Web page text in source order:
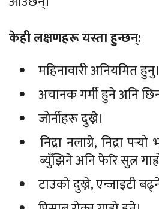
केही लक्षणहरू यस्ता हुन्छन्:
महिनावारी अनियमित हुनु।
अचानक गर्मी हुने अनि
जोर्नीहरू दुख्ने।
निद्रा नलाग्ने, निद्रा
ब्युँझिने अनि फेरि सुत्न
टाउको दुख्ने, एन्जाइटी